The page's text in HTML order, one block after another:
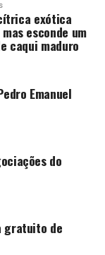
exótica
esconde um
caqui maduro
Emanuel
do
gratuito de